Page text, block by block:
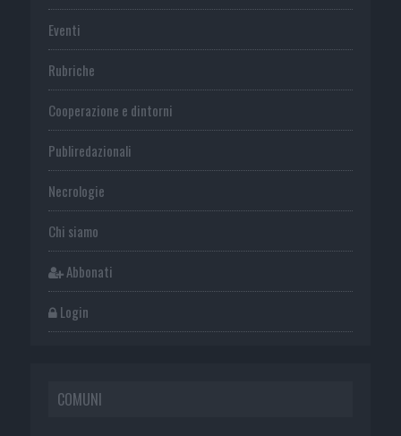
Eventi
Rubriche
Cooperazione e dintorni
Publiredazionali
Necrologie
Chi siamo
Abbonati
Login
COMUNI